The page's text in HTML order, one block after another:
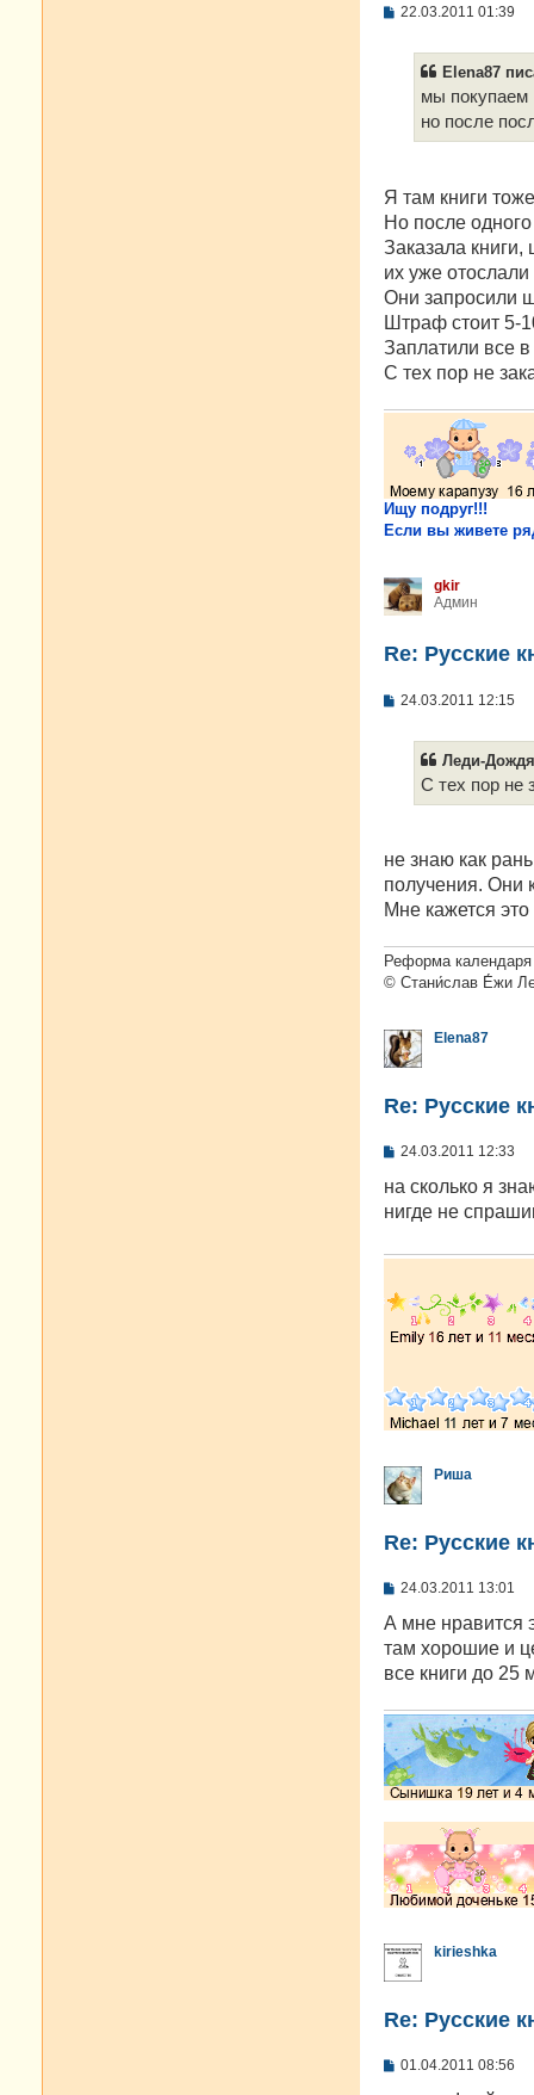
С
22.03.2011 01:39
Elena87
мы покупаем
но после
Я там книги
Но после
Заказала
их уже
Они запросили
Штраф стоит 5-
Заплатили все
С тех пор не
Ищу подруг!!!
Если вы живете
gkir
Админ
Re: Русские
С
24.03.2011 12:15
Леди-
С тех пор не
не знаю как
получения. Они
Мне кажется
Реформа
© Стани́слав Е́жи
Elena87
Re: Русские
С
о
щ
н
24.03.2011 12:33
на сколько я
нигде не
Риша
Re: Русские
С
о
щ
е
е
24.03.2011 13:01
А мне нравится
там хорошие и
все книги до 25
kirieshka
Re: Русские
С
01.04.2011 08:56